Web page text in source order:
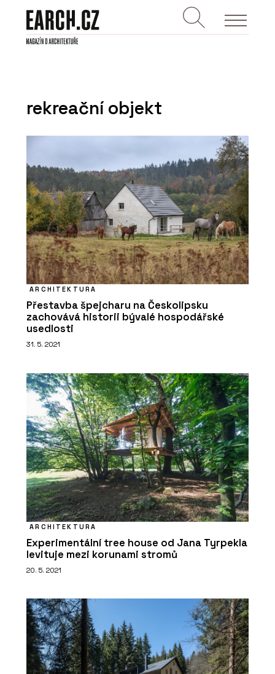
rekreační objekt
ARCHITEKTURA
Přestavba špejcharu na Českolipsku
zachovává historii bývalé hospodářské
usedlosti
31. 5. 2021
ARCHITEKTURA
Experimentální tree house od Jana Tyrpekla
levituje mezi korunami stromů
20. 5. 2021